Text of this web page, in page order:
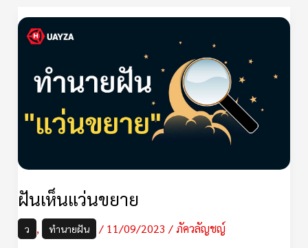
ฝันเห็นแว่นขยาย
ว , ทำนายฝัน / 11/09/2023/ภัควลัญชญ์
แว่น
ขยาย